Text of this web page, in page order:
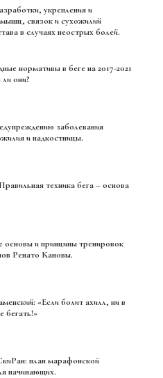
мышц, связок и сухожилий
в случаях неострых болей.
они?
и надкостницы.
Ренато Кановы.
бегать!»
начинающих.